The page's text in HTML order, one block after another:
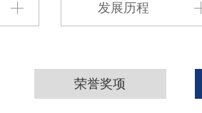
发展历程
荣誉奖项